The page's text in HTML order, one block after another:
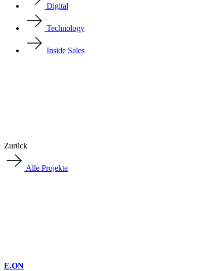
Digital
Technology
Inside Sales
Zurück
Alle Projekte
E.ON